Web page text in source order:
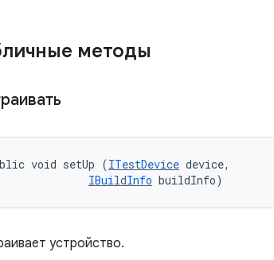
методы
void setUp (ITestDevice device,
IBuildInfo buildInfo)
устройство.